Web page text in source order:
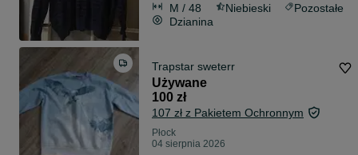
M / 48 Niebieski
Pozostałe
Dzianina
Trapstar sweterr
Używane
100 zł
107 zł z Pakietem Ochronnym
Płock
04 sierpnia 2026